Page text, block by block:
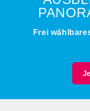
Frei